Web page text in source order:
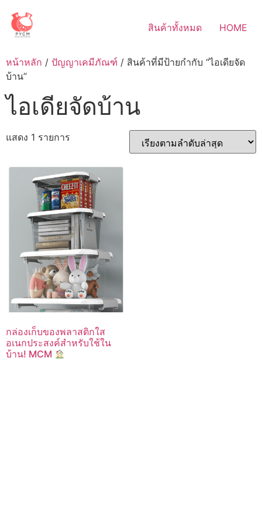
content
สินค้าทั้งหมด HOME
หน้าหลัก / ปัญญาเคมีภัณฑ์ / สินค้าที่มีป้ายกำกับ “ไอเดียจัด
บ้าน”
ไอเดียจัดบ้าน
แสดง 1 รายการ
กล่องเก็บของพลาสติกใส
อเนกประสงค์สำหรับใช้ใน
บ้าน! MCM